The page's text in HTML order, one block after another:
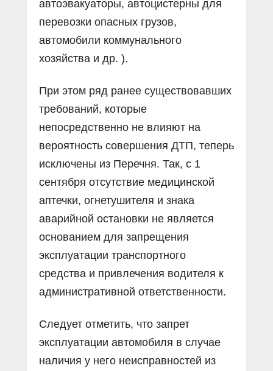
автоэвакуаторы, автоцистерны для
перевозки опасных грузов,
автомобили коммунального
хозяйства и др. ).
При этом ряд ранее существовавших
требований, которые
непосредственно не влияют на
вероятность совершения ДТП, теперь
исключены из Перечня. Так, с 1
сентября отсутствие медицинской
аптечки, огнетушителя и знака
аварийной остановки не является
основанием для запрещения
эксплуатации транспортного
средства и привлечения водителя к
административной ответственности.
Следует отметить, что запрет
эксплуатации автомобиля в случае
наличия у него неисправностей из